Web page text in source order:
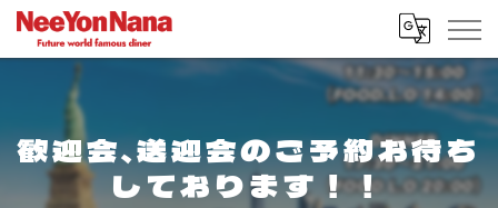
歓迎会、送迎会のご予約お待ち
しております！！